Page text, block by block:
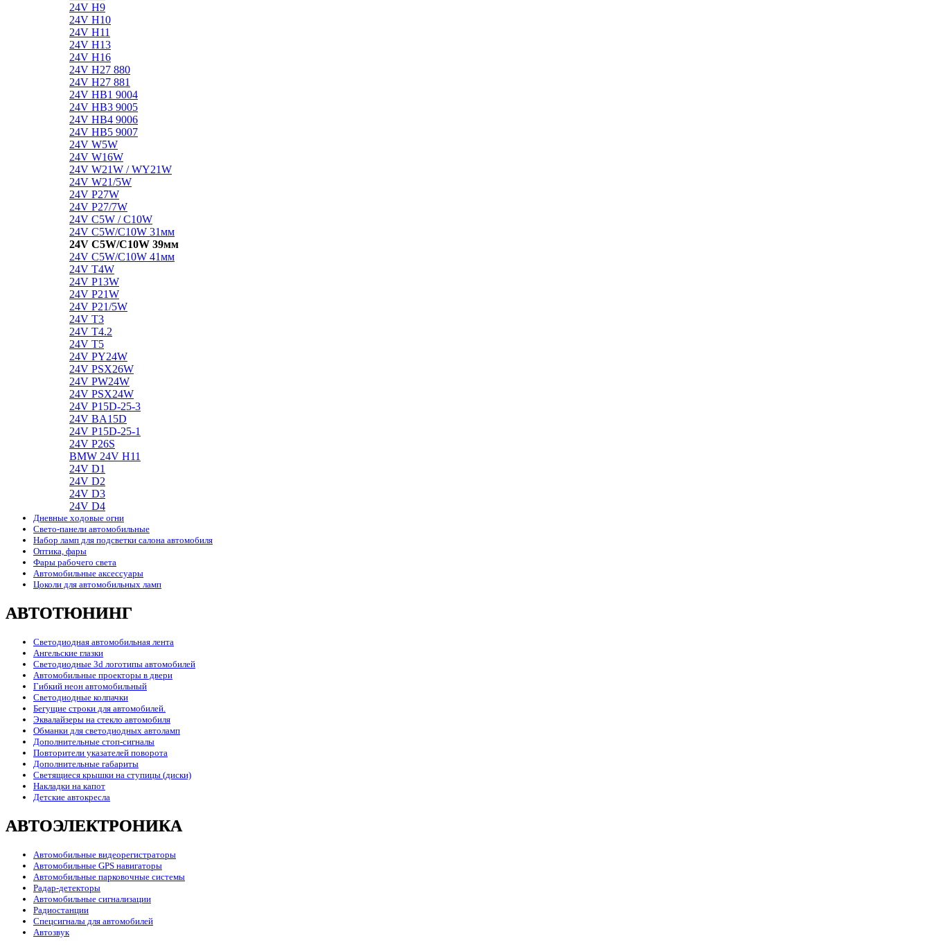
24V H9
24V H10
24V H11
24V H13
24V H16
24V H27 880
24V H27 881
24V HB1 9004
24V HB3 9005
24V HB4 9006
24V HB5 9007
24V W5W
24V W16W
24V W21W / WY21W
24V W21/5W
24V P27W
24V P27/7W
24V C5W / C10W
24V C5W/C10W 31мм
24V C5W/C10W 39мм
24V C5W/C10W 41мм
24V T4W
24V P13W
24V P21W
24V P21/5W
24V T3
24V T4.2
24V T5
24V PY24W
24V PSX26W
24V PW24W
24V PSX24W
24V P15D-25-3
24V BA15D
24V P15D-25-1
24V P26S
BMW 24V H11
24V D1
24V D2
24V D3
24V D4
Дневные ходовые огни
Свето-панели автомобильные
Набор ламп для подсветки салона автомобиля
Оптика, фары
Фары рабочего света
Автомобильные аксессуары
Цоколи для автомобильных ламп
АВТОТЮНИНГ
Светодиодная автомобильная лента
Ангельские глазки
Светодиодные 3d логотипы автомобилей
Автомобильные проекторы в двери
Гибкий неон автомобильный
Светодиодные колпачки
Бегущие строки для автомобилей.
Эквалайзеры на стекло автомобиля
Обманки для светодиодных автоламп
Дополнительные стоп-сигналы
Повторители указателей поворота
Дополнительные габариты
Светящиеся крышки на ступицы (диски)
Накладки на капот
Детские автокресла
АВТОЭЛЕКТРОНИКА
Автомобильные видеорегистраторы
Автомобильные GPS навигаторы
Автомобильные парковочные системы
Радар-детекторы
Автомобильные сигнализации
Радиостанции
Спецсигналы для автомобилей
Автозвук